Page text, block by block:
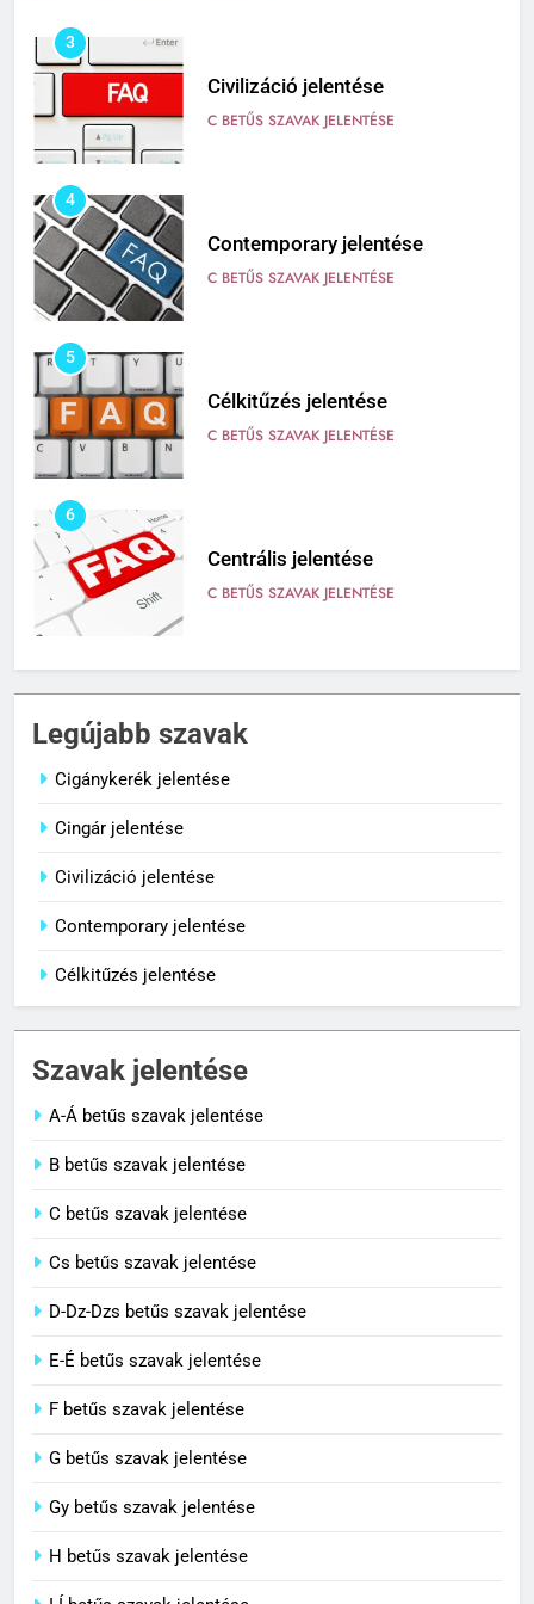
3
Civilizáció jelentése
C BETŰS SZAVAK JELENTÉSE
4
Contemporary jelentése
C BETŰS SZAVAK JELENTÉSE
5
Célkitűzés jelentése
C BETŰS SZAVAK JELENTÉSE
6
Centrális jelentése
C BETŰS SZAVAK JELENTÉSE
7
Céltudatos jelentése
8
Centenárium jelentése
1
Cigánykerék jelentése
C BETŰS SZAVAK JELENTÉSE
C BETŰS SZAVAK JELENTÉSE
3
4
Contemporary jelentése
Legújabb szavak
Cigánykerék jelentése
Cingár jelentése
Civilizáció jelentése
Contemporary jelentése
Célkitűzés jelentése
Szavak jelentése
A-Á betűs szavak jelentése
B betűs szavak jelentése
C betűs szavak jelentése
Cs betűs szavak jelentése
D-Dz-Dzs betűs szavak jelentése
E-É betűs szavak jelentése
F betűs szavak jelentése
G betűs szavak jelentése
Gy betűs szavak jelentése
H betűs szavak jelentése